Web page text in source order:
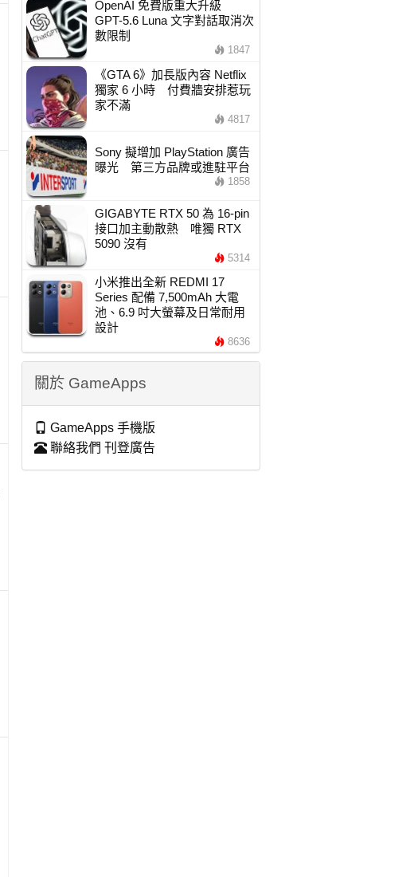
OpenAI 免費版重大升級
GPT-5.6 Luna 文字對話取消次
數限制
1847
《GTA 6》加長版內容 Netflix
獨家 6 小時 付費牆安排惹玩
家不滿
4817
Sony 擬增加 PlayStation 廣告
曝光 第三方品牌或進駐平台
1858
GIGABYTE RTX 50 為 16-pin
接口加主動散熱 唯獨 RTX
5090 沒有
5314
小米推出全新 REDMI 17
Series 配備 7,500mAh 大電
池、6.9 吋大螢幕及日常耐用
設計
8636
關於 GameApps
GameApps 手機版
聯絡我們 刊登廣告